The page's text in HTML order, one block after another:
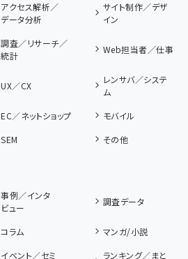
アクセス解析／
データ分析
サイト制作／デザ
イン
調査／リサーチ／
統計
Web担当者／仕事
UX／CX
レンサバ／システ
ム
EC／ネットショップ
モバイル
SEM その他
事例／インタ
ビュー
調査データ
コラム
マンガ/小説
イベント／セミ
ランキング／まと